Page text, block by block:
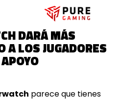
DARÁ MÁS
A LOS JUGADORES
parece que tienes